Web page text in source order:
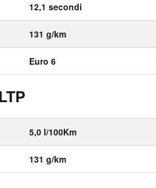
12,1 secondi
131 g/km
Euro 6
5,0 l/100Km
131 g/km